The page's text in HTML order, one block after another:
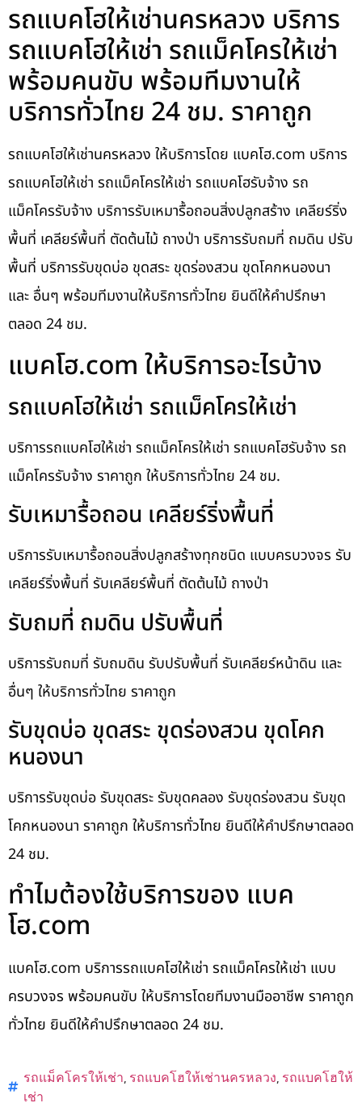
รถแบคโฮให้เช่านครหลวง บริการ
รถแบคโฮให้เช่า รถแม็คโครให้เช่า
พร้อมคนขับ พร้อมทีมงานให้
บริการทั่วไทย 24 ชม. ราคาถูก
รถแบคโฮให้เช่านครหลวง ให้บริการโดย แบคโฮ.com บริการ
รถแบคโฮให้เช่า รถแม็คโครให้เช่า รถแบคโฮรับจ้าง รถ
แม็คโครรับจ้าง บริการรับเหมารื้อถอนสิ่งปลูกสร้าง เคลียร์ริ่ง
พื้นที่ เคลียร์พื้นที่ ตัดต้นไม้ ถางป่า บริการรับถมที่ ถมดิน ปรับ
พื้นที่ บริการรับขุดบ่อ ขุดสระ ขุดร่องสวน ขุดโคกหนองนา
และ อื่นๆ พร้อมทีมงานให้บริการทั่วไทย ยินดีให้คำปรึกษา
ตลอด 24 ชม.
แบคโฮ.com ให้บริการอะไรบ้าง
รถแบคโฮให้เช่า รถแม็คโครให้เช่า
บริการรถแบคโฮให้เช่า รถแม็คโครให้เช่า รถแบคโฮรับจ้าง รถ
แม็คโครรับจ้าง ราคาถูก ให้บริการทั่วไทย 24 ชม.
รับเหมารื้อถอน เคลียร์ริ่งพื้นที่
บริการรับเหมารื้อถอนสิ่งปลูกสร้างทุกชนิด แบบครบวงจร รับ
เคลียร์ริ่งพื้นที่ รับเคลียร์พื้นที่ ตัดต้นไม้ ถางป่า
รับถมที่ ถมดิน ปรับพื้นที่
บริการรับถมที่ รับถมดิน รับปรับพื้นที่ รับเคลียร์หน้าดิน และ
อื่นๆ ให้บริการทั่วไทย ราคาถูก
รับขุดบ่อ ขุดสระ ขุดร่องสวน ขุดโคก
หนองนา
บริการรับขุดบ่อ รับขุดสระ รับขุดคลอง รับขุดร่องสวน รับขุด
โคกหนองนา ราคาถูก ให้บริการทั่วไทย ยินดีให้คำปรึกษาตลอด
24 ชม.
ทำไมต้องใช้บริการของ แบค
โฮ.com
แบคโฮ.com บริการรถแบคโฮให้เช่า รถแม็คโครให้เช่า แบบ
ครบวงจร พร้อมคนขับ ให้บริการโดยทีมงานมืออาชีพ ราคาถูก
ทั่วไทย ยินดีให้คำปรึกษาตลอด 24 ชม.
รถแม็คโครให้เช่า, รถแบคโฮให้เช่านครหลวง, รถแบคโฮให้
เช่า